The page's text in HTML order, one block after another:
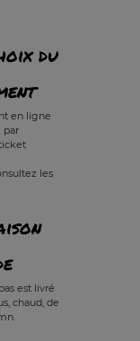
du
en ligne
par
les
est livré
chaud, de